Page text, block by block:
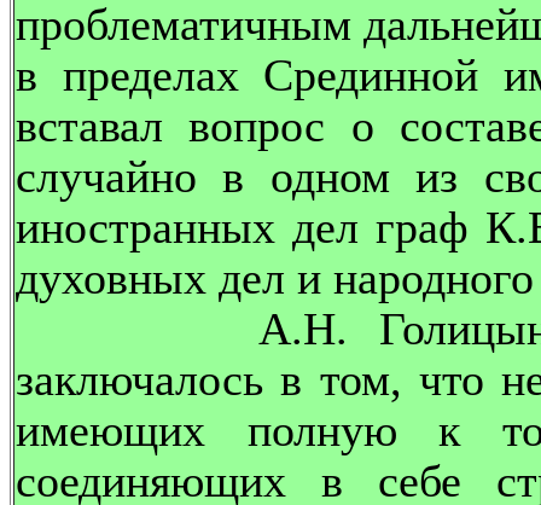
проблематичным
в пределах Срединной
вставал вопрос о
случайно в одном из
иностранных дел граф
духовных дел и
А.Н. Голицыну:
заключалось в том, что
имеющих полную к
соединяющих в себе